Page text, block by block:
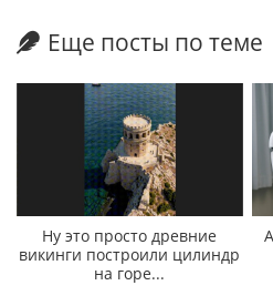
Еще посты по теме
Ну это просто древние
викинги построили цилиндр
на горе...